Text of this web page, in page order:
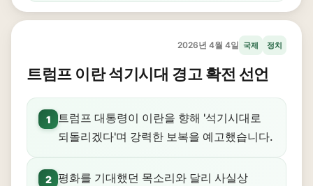
2026년 4월 4일 국제 정치
트럼프 이란 석기시대 경고 확전 선언
1
트럼프 대통령이 이란을 향해 '석기시대로
되돌리겠다'며 강력한 보복을 예고했습니다.
2 평화를 기대했던 목소리와 달리 사실상